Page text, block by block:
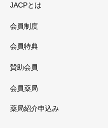
JACPとは
会員制度
会員特典
賛助会員
会員薬局
薬局紹介申込み